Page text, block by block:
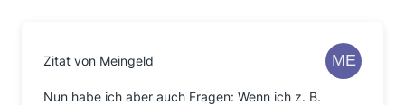
Zitat von Meingeld
Nun habe ich aber auch Fragen: Wenn ich z. B.